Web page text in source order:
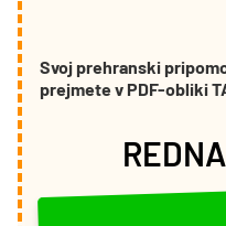
Svoj prehranski
prejmete v PDF-obliki